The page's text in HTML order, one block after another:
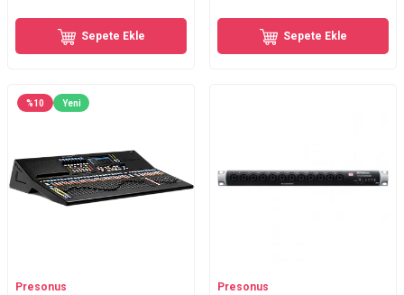
Sepete Ekle Sepete Ekle
%10 Yeni
Presonus Presonus